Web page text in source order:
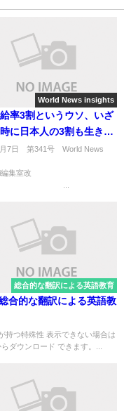
World News insights
率3割というウソ、いざ
に日本人の3割も生き延
い！？
月7日 第341号 World News
編集室改
...
総合的な翻訳による英語教育
合的な翻訳による英語教
持つ特殊性 表示できない場合は
らダウンロード できます。...